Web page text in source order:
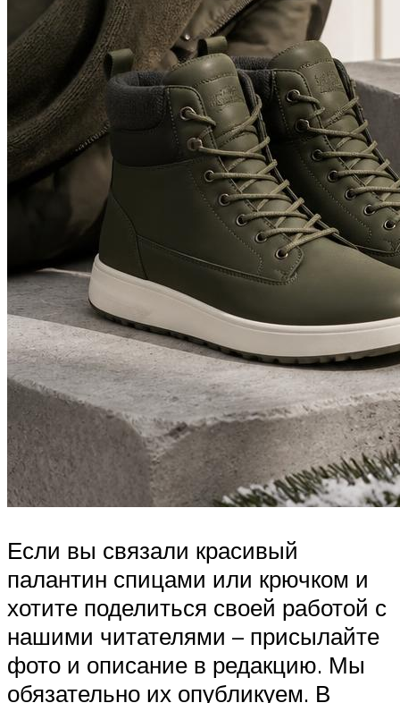
Если вы связали красивый
палантин спицами или крючком и
хотите поделиться своей работой с
нашими читателями – присылайте
фото и описание в редакцию. Мы
обязательно их опубликуем. В